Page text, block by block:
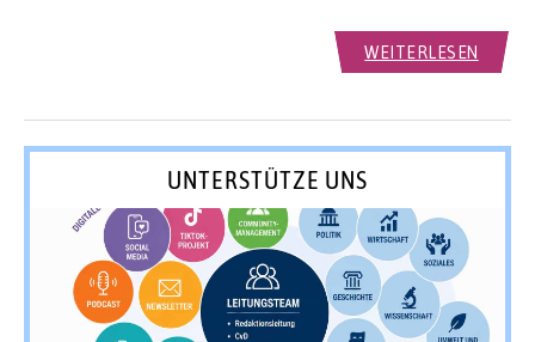
WEITERLESEN
UNTERSTÜTZE UNS